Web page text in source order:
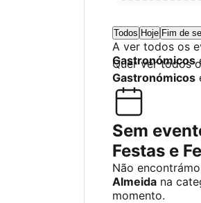
Todos Hoje Fim de
A ver todos os
Gastronómicos
Quer ver todos
Gastronómicos
Sem
Festas e
Não
Almeida na
momento.